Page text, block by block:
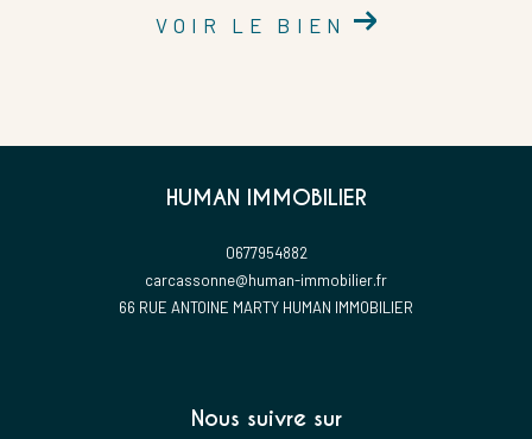
VOIR LE BIEN
HUMAN IMMOBILIER
0677954882
carcassonne@human-immobilier.fr
66 RUE ANTOINE MARTY HUMAN IMMOBILIER
Nous suivre sur